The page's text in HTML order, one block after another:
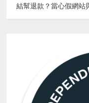
結幫退款？當心假網站